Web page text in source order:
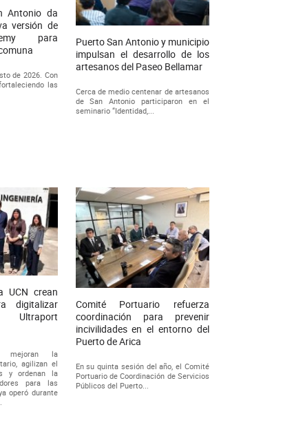
Antonio da
versión de
para
de 2026. Con
las
Puerto San Antonio y municipio
impulsan el desarrollo de los
artesanos del Paseo Bellamar
Cerca de medio centenar de artesanos
de San Antonio participaron en el
seminario “Identidad,...
UCN crean
digitalizar
Ultraport
mejoran la
agilizan el
y ordenan la
para las
operó durante
Comité Portuario refuerza
coordinación para prevenir
incivilidades en el entorno del
Puerto de Arica
En su quinta sesión del año, el Comité
Portuario de Coordinación de Servicios
Públicos del Puerto...